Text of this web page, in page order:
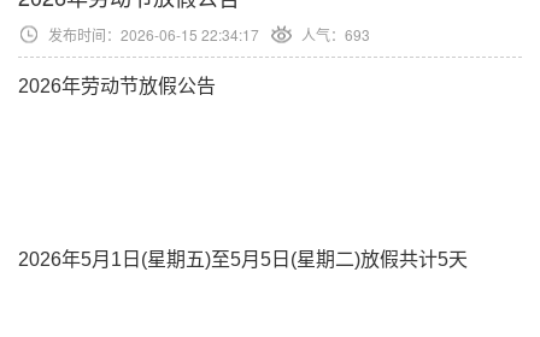
发布时间：2026-06-15 22:34:17 人气： 693
2026年劳动节放假公告
2026年5月1日(星期五)至5月5日(星期二)放假共计5天